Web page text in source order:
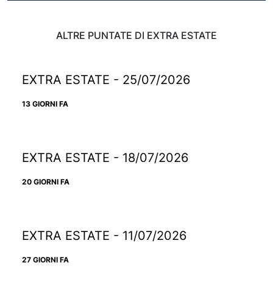
ALTRE PUNTATE DI EXTRA ESTATE
EXTRA ESTATE - 25/07/2026
13 GIORNI FA
EXTRA ESTATE - 18/07/2026
20 GIORNI FA
EXTRA ESTATE - 11/07/2026
27 GIORNI FA